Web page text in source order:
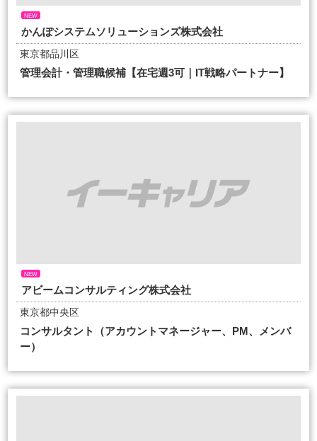
NEW
かんぽシステムソリューションズ株式会社
東京都品川区
管理会計・管理職候補【在宅週3可｜IT戦略パートナー】
NEW
アビームコンサルティング株式会社
東京都中央区
コンサルタント（アカウントマネージャー、PM、メンバ
ー）